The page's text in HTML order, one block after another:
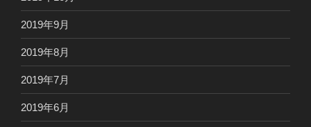
2019年9月
2019年8月
2019年7月
2019年6月